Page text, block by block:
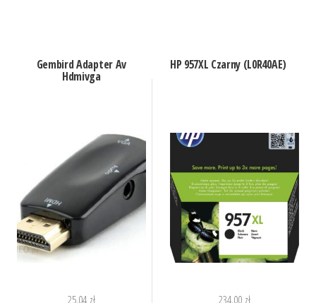
Gembird Adapter Av
Hdmivga
25,04 zł
HP 957XL Czarny (L0R40AE)
234,00 zł